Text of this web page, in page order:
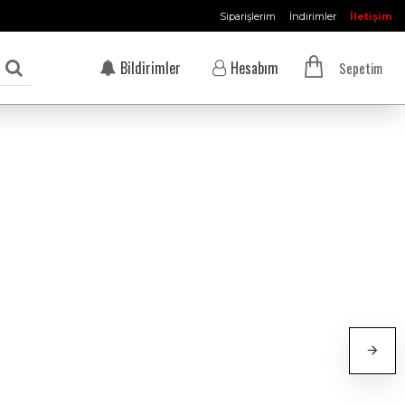
Siparişlerim İndirimler İletişim
Bildirimler Hesabım Sepetim